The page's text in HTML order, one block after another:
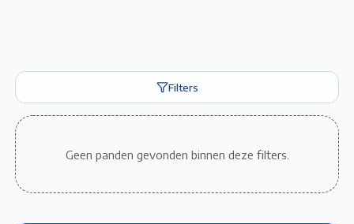
Filters
Geen panden gevonden binnen deze filters.